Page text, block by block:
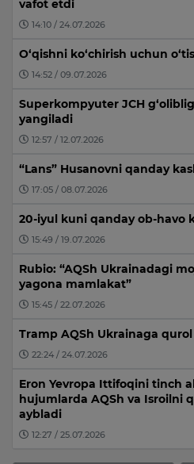
vafot etdi
14:10 / 24.07.2026
O‘qishni ko‘chirish uchun
14:52 / 09.07.2026
Superkompyuter JCH
yangiladi
12:57 / 12.07.2026
“Lans” Husanovni qanday
17:05 / 08.07.2026
20-iyul kuni qanday ob-havo
15:49 / 19.07.2026
Rubio: “AQSh Ukrainadagi
yagona mamlakat”
15:45 / 22.07.2026
Tramp AQSh Ukrainaga
22:24 / 24.07.2026
Eron Yevropa Ittifoqini tinch
hujumlarda AQSh va Isroilni
aybladi
12:27 / 25.07.2026